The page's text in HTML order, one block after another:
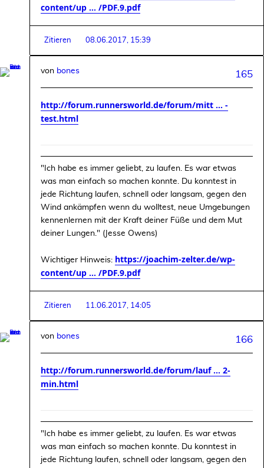
content/up ... /PDF.9.pdf
Zitieren 08.06.2017, 15:39
165
von bones
http://forum.runnersworld.de/forum/mitt ... -
test.html
"Ich habe es immer geliebt, zu laufen. Es war etwas
was man einfach so machen konnte. Du konntest in
jede Richtung laufen, schnell oder langsam, gegen den
Wind ankämpfen wenn du wolltest, neue Umgebungen
kennenlernen mit der Kraft deiner Füße und dem Mut
deiner Lungen." (Jesse Owens)
Wichtiger Hinweis: https://joachim-zelter.de/wp-
content/up ... /PDF.9.pdf
Zitieren 11.06.2017, 14:05
166
von bones
http://forum.runnersworld.de/forum/lauf ... 2-
min.html
"Ich habe es immer geliebt, zu laufen. Es war etwas
was man einfach so machen konnte. Du konntest in
jede Richtung laufen, schnell oder langsam, gegen den